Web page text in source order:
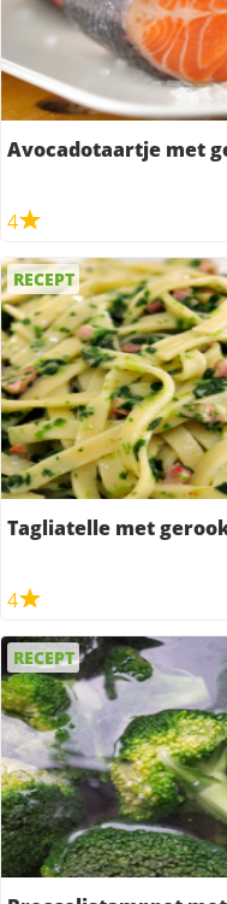
Avocadotaartje met
4
RECEPT
Tagliatelle met
4
RECEPT